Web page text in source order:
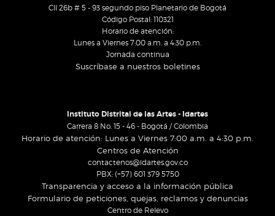
Cll 26b # 5 - 93 segundo piso Planetario de Bogotá
Código Postal: 110321
Horario de atención:
Lunes a Viernes 7:00 a.m. a 4:30 p.m.
Jornada continua
Suscríbase a nuestros boletines
Instituto Distrital de las Artes - Idartes
Carrera 8 No. 15 - 46 - Bogotá / Colombia
Horario de atención: Lunes a Viernes 7:00 a.m. a 4:30 p.m.
Centros de Atención
contactenos@idartes.gov.co
PBX: (+57) 601 379 5750
Transparencia y acceso a la información pública
Formulario de peticiones, quejas, reclamos y denuncias
Centro de Relevo